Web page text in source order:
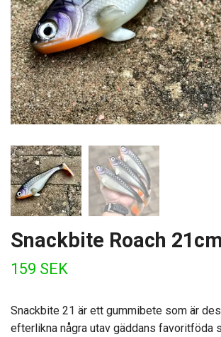
Snackbite Roach 21cm
159 SEK
Snackbite 21 är ett gummibete som är
efterlikna några utav gäddans favoritföda